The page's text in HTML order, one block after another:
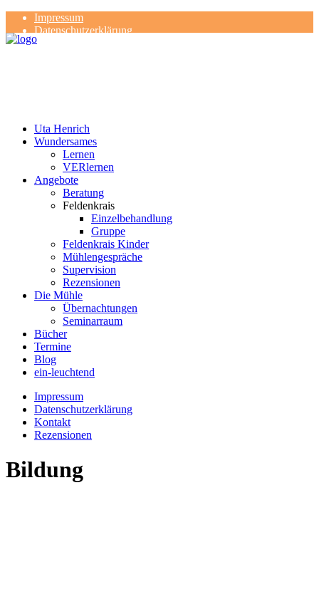
Impressum
Datenschutzerklärung
Kontakt
Uta Henrich
Wundersames
Lernen
VERlernen
Angebote
Beratung
Feldenkrais
Einzelbehandlung
Gruppe
Feldenkrais Kinder
Mühlengespräche
Supervision
Rezensionen
Die Mühle
Übernachtungen
Seminarraum
Bücher
Termine
Blog
ein-leuchtend
Impressum
Datenschutzerklärung
Kontakt
Rezensionen
Bildung